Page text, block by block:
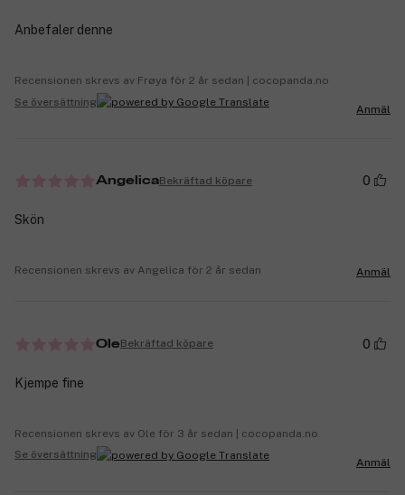
Anbefaler denne
Recensionen skrevs av Frøya för 2 år sedan | cocopanda.no
Se översättning
Anmäl
AngelicaBekräftad köpare 0
Skön
Recensionen skrevs av Angelica för 2 år sedan Anmäl
OleBekräftad köpare 0
Kjempe fine
Recensionen skrevs av Ole för 3 år sedan | cocopanda.no
Se översättning
Anmäl